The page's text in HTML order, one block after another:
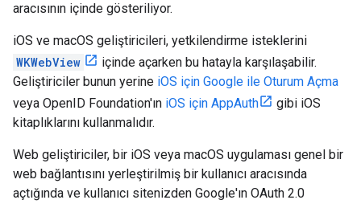
aracısının içinde gösteriliyor.
iOS ve macOS geliştiricileri, yetkilendirme isteklerini
WKWebView
içinde açarken bu hatayla karşılaşabilir.
Geliştiriciler bunun yerine iOS için Google ile Oturum Açma
veya OpenID Foundation'ın iOS için AppAuth
gibi iOS
kitaplıklarını kullanmalıdır.
Web geliştiriciler, bir iOS veya macOS uygulaması genel bir
web bağlantısını yerleştirilmiş bir kullanıcı aracısında
açtığında ve kullanıcı sitenizden Google'ın OAuth 2.0